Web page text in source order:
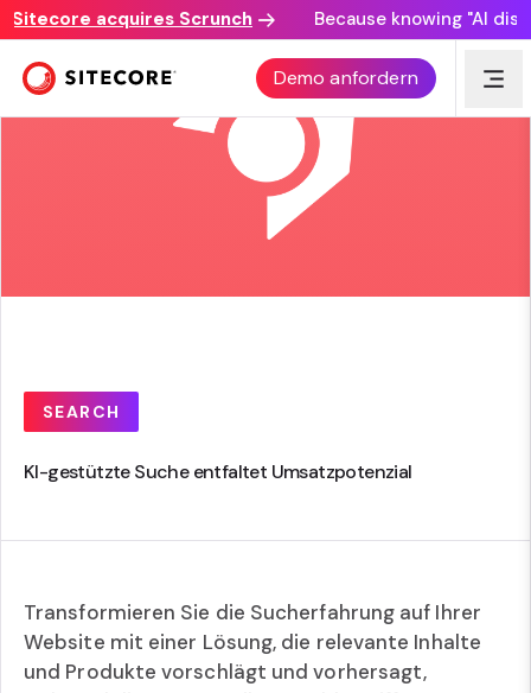
acquires Scrunch Because knowing "AI
Demo anfordern
SEARCH
KI-gestützte Suche entfaltet Umsatzpotenzial
Transformieren Sie die Sucherfahrung auf Ihrer
Website mit einer Lösung, die relevante Inhalte
und Produkte vorschlägt und vorhersagt,